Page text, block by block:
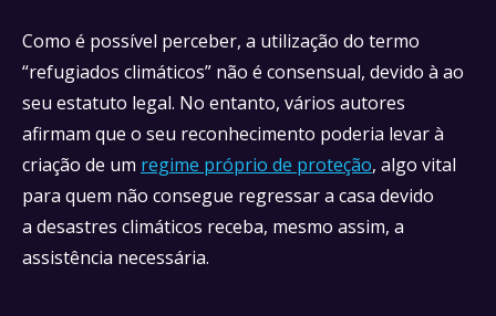
Como é possível perceber, a utilização do termo
“refugiados climáticos” não é consensual, devido à ao
seu estatuto legal. No entanto, vários autores
afirmam que o seu reconhecimento poderia levar à
criação de um regime próprio de proteção, algo vital
para quem não consegue regressar a casa devido
a desastres climáticos receba, mesmo assim, a
assistência necessária.